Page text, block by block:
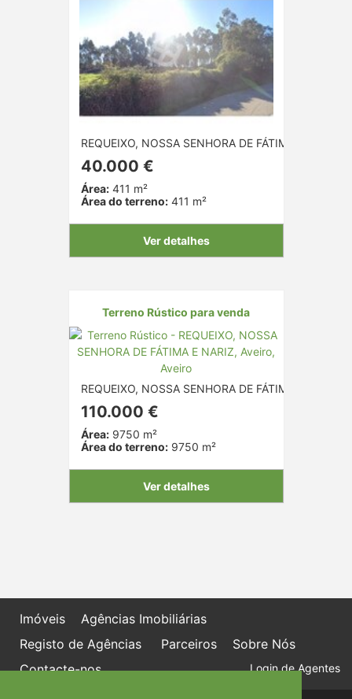
REQUEIXO, NOSSA SENHORA DE FÁTIMA E NARIZ,
40.000 €
Área:411 m²
Área do terreno:411 m²
Ver detalhes
Terreno Rústico para venda
REQUEIXO, NOSSA SENHORA DE FÁTIMA E NARIZ,
110.000 €
Área:9750 m²
Área do terreno:9750 m²
Ver detalhes
Imóveis
Agências Imobiliárias
Registo de Agências
Parceiros
Sobre Nós
Contacte-nos
Login de Agentes